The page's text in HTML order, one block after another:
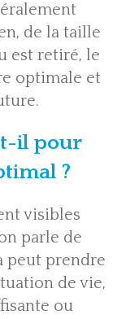
de la taille
est retiré, le
optimale et
il pour
?
visibles
parle de
peut prendre
de vie,
ou